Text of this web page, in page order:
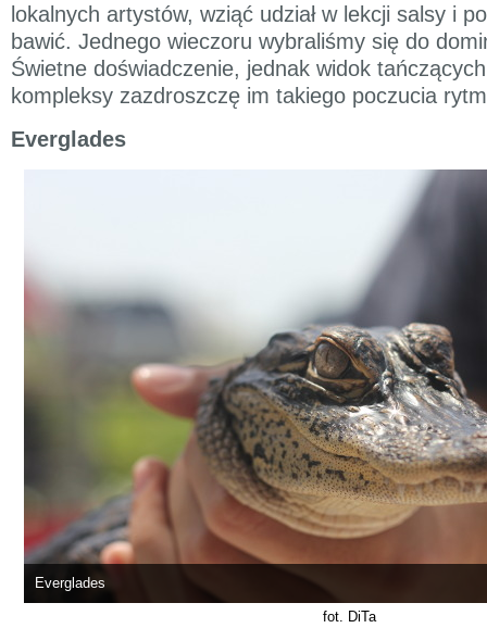
lokalnych artystów, wziąć udział w lekcji salsy i
bawić. Jednego wieczoru wybraliśmy się do
Świetne doświadczenie, jednak widok
kompleksy zazdroszczę im takiego poczucia
Everglades
Everglades
fot. DiTa